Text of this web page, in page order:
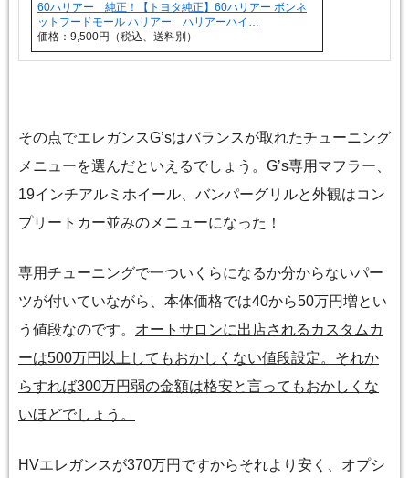
60ハリアー 純正！【トヨタ純正】60ハリアー ボンネ
ットフードモール ハリアー ハリアーハイ…
価格：9,500円（税込、送料別）
その点でエレガンスG’sはバランスが取れたチューニング
メニューを選んだといえるでしょう。Gʼs専用マフラー、
19インチアルミホイール、バンパーグリルと外観はコン
プリートカー並みのメニューになった！
専用チューニングで一ついくらになるか分からないパー
ツが付いていながら、本体価格では40から50万円増とい
う値段なのです。 オートサロンに出店されるカスタムカ
ーは500万円以上してもおかしくない値段設定。それか
らすれば300万円弱の金額は格安と言ってもおかしくな
いほどでしょう。
HVエレガンスが370万円ですからそれより安く、オプシ